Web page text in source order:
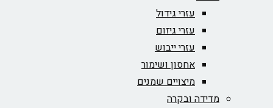
עזרי גידול
עזרי גיזום
עזרי ייבוש
אחסון ושימור
מיצויים שמנים
מדידה ובקרה